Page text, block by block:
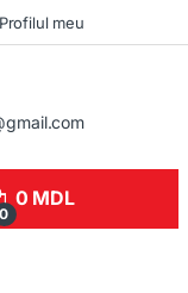
Profilul meu
0
0 MDL